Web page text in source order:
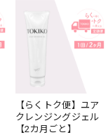
【らくトク便】ユア
クレンジングジェル
【2カ月ごと】